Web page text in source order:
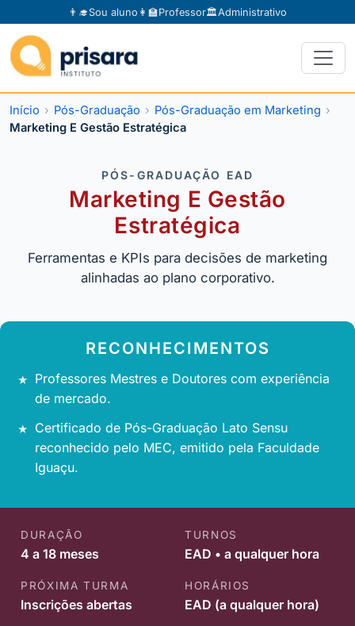
👨‍🎓Sou aluno 👩‍🏫Professor🏛️Administrativo
Início Pós-Graduação
Pós-Graduação em Marketing
Marketing E Gestão Estratégica
PÓS-GRADUAÇÃO EAD
Marketing E Gestão
Estratégica
Ferramentas e KPIs para decisões de marketing
alinhadas ao plano corporativo.
RECONHECIMENTOS
Professores Mestres e Doutores com experiência
de mercado.
Certificado de Pós-Graduação Lato Sensu
reconhecido pelo MEC, emitido pela Faculdade
Iguaçu.
DURAÇÃO
4 a 18 meses
TURNOS
EAD • a qualquer hora
PRÓXIMA TURMA
Inscrições abertas
HORÁRIOS
EAD (a qualquer hora)